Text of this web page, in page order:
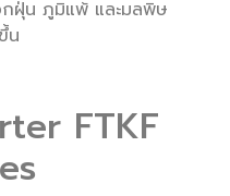
กฝุ่น ภูมิแพ้ และมลพิษ
น
FTKF